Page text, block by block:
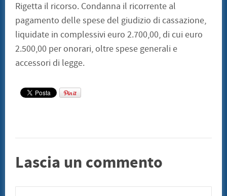
Rigetta il ricorso. Condanna il ricorrente al
pagamento delle spese del giudizio di cassazione,
liquidate in complessivi euro 2.700,00, di cui euro
2.500,00 per onorari, oltre spese generali e
accessori di legge.
Lascia un commento